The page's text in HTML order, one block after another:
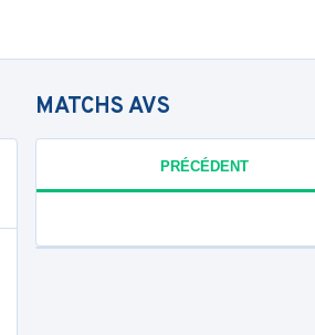
MATCHSAVS
PRÉCÉDENT